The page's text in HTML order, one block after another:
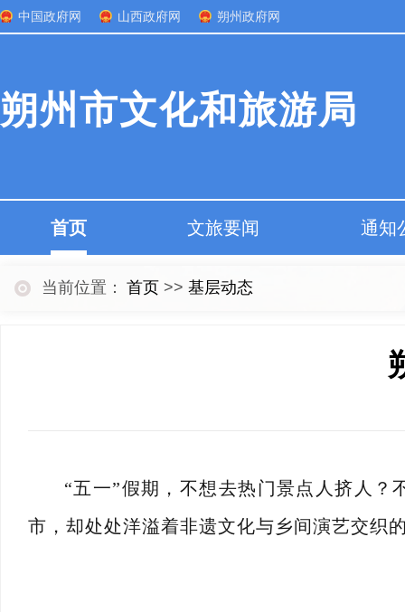
中国政府网 山西政府网 朔州政府网
朔州市文化和旅游局
首页 文旅要闻 通知
当前位置： 首页 >> 基层动态
“五一”假期，不想去热门景点人挤人？
市，却处处洋溢着非遗文化与乡间演艺交织